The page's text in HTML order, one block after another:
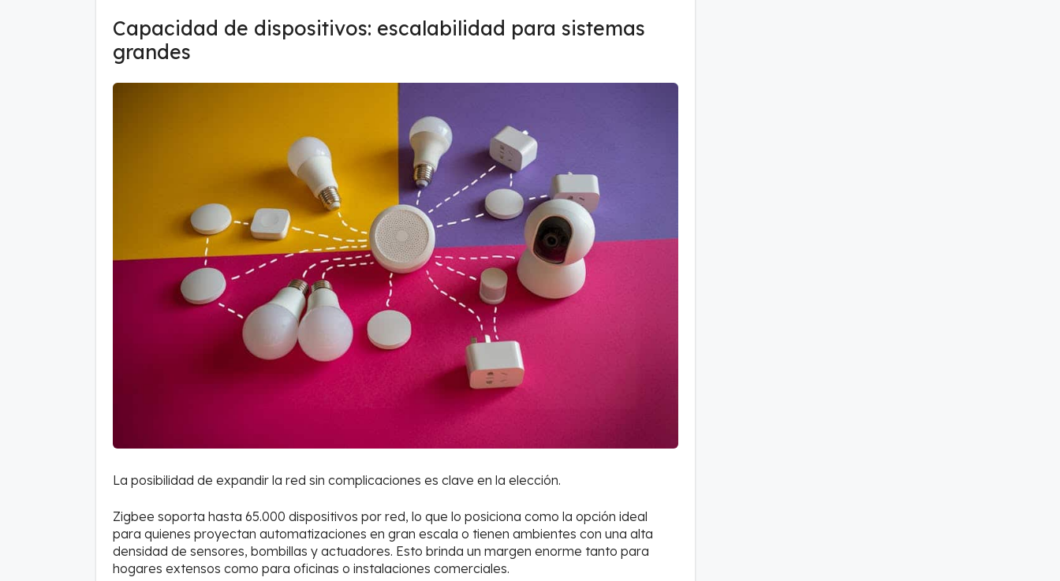
Capacidad de dispositivos: escalabilidad para sistemas
grandes
La posibilidad de expandir la red sin complicaciones es clave en la elección.
Zigbee soporta hasta 65.000 dispositivos por red, lo que lo posiciona como la opción ideal
para quienes proyectan automatizaciones en gran escala o tienen ambientes con una alta
densidad de sensores, bombillas y actuadores. Esto brinda un margen enorme tanto para
hogares extensos como para oficinas o instalaciones comerciales.